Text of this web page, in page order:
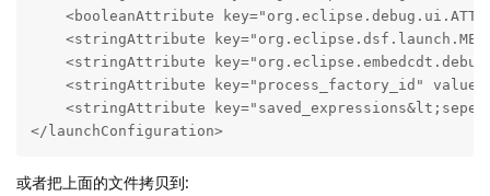
<booleanAttribute
<stringAttribute
<stringAttribute
<stringAttribute key="process_factory_id"
<stringAttribute
</launchConfiguration>
或者把上面的文件拷贝到: